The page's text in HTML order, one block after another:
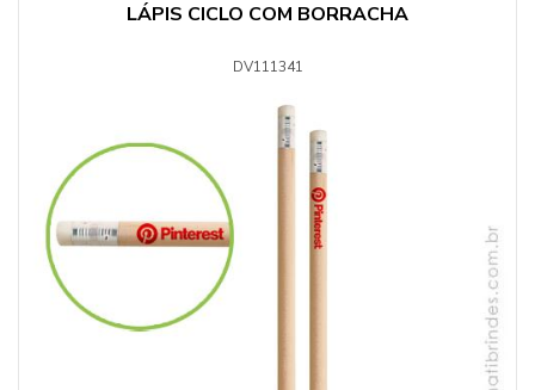
LÁPIS CICLO COM BORRACHA
DV111341